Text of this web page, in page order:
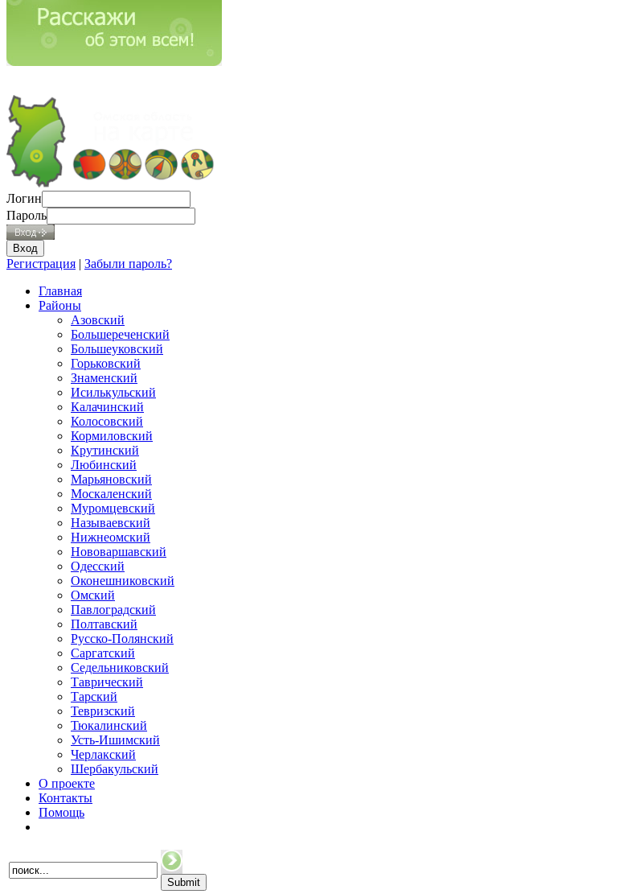
Логин
Пароль
Регистрация | Забыли пароль?
Главная
Районы
Азовский
Большереченский
Большеуковский
Горьковский
Знаменский
Исилькульский
Калачинский
Колосовский
Кормиловский
Крутинский
Любинский
Марьяновский
Москаленский
Муромцевский
Называевский
Нижнеомский
Нововаршавский
Одесский
Оконешниковский
Омский
Павлоградский
Полтавский
Русско-Полянский
Саргатский
Седельниковский
Таврический
Тарский
Тевризский
Тюкалинский
Усть-Ишимский
Черлакский
Шербакульский
О проекте
Контакты
Помощь